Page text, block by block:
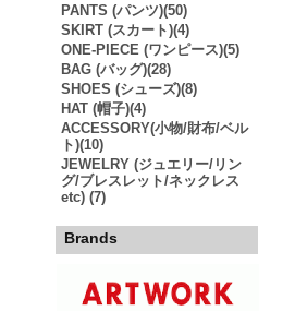
PANTS (パンツ)(50)
SKIRT (スカート)(4)
ONE-PIECE (ワンピース)(5)
BAG (バッグ)(28)
SHOES (シューズ)(8)
HAT (帽子)(4)
ACCESSORY(小物/財布/ベル
ト)(10)
JEWELRY (ジュエリー/リン
グ/ブレスレット/ネックレス
etc) (7)
Brands